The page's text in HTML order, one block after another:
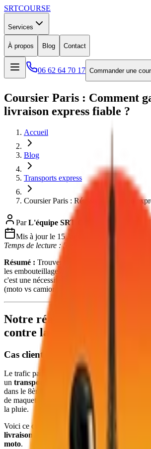
SRTCOURSE
Services
À propos Blog Contact
06 62 64 70 17 Commander une
Coursier Paris : Comment
livraison express fiable ?
Accueil
Blog
Transports express
Coursier Paris : Réussir sa livraison
ParL'équipe SRT Course
Mis à jour le 15 Janvier 2026
Temps de lecture : 5 min | Sujet : Transport
Résumé : Trouver un
les embouteillages pour une
c'est une nécessité pour les pros. Cet article
(moto vs camion) pour vos envois critiques.
Notre réalité du terrain : La
contre la montre
Cas client réel : L'urgence du
Le trafic parisien est imprévisible.
un transport expresspour une agence de
dans le 8ème arrondissement. Le besoin ? Une
de maquettes fragiles vers la Défense en
la pluie.
Voici ce que notre expérience nous a appris : un
livraison aurait mis 1h30. La solution
moto.